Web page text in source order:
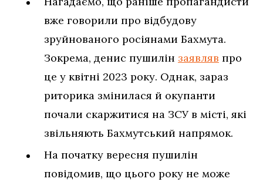
вже говорили про відбудову
зруйнованого росіянами Бахмута.
Зокрема, денис пушилін заявляв про
це у квітні 2023 року. Однак, зараз
риторика змінилася й окупанти
почали скаржитися на ЗСУ в місті, які
звільняють Бахмутський напрямок.
На початку вересня пушилін
повідомив, що цього року не може